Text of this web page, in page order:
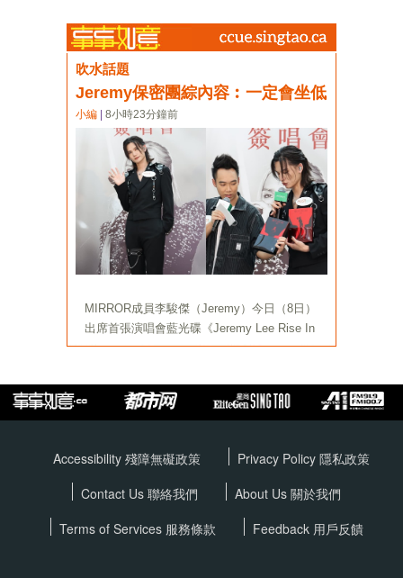
Accessibility 殘障無礙政策 Privacy Policy 隱私政策
Contact Us 聯絡我們
About Us 關於我們
Terms of Services 服務條款 Feedback 用戶反饋